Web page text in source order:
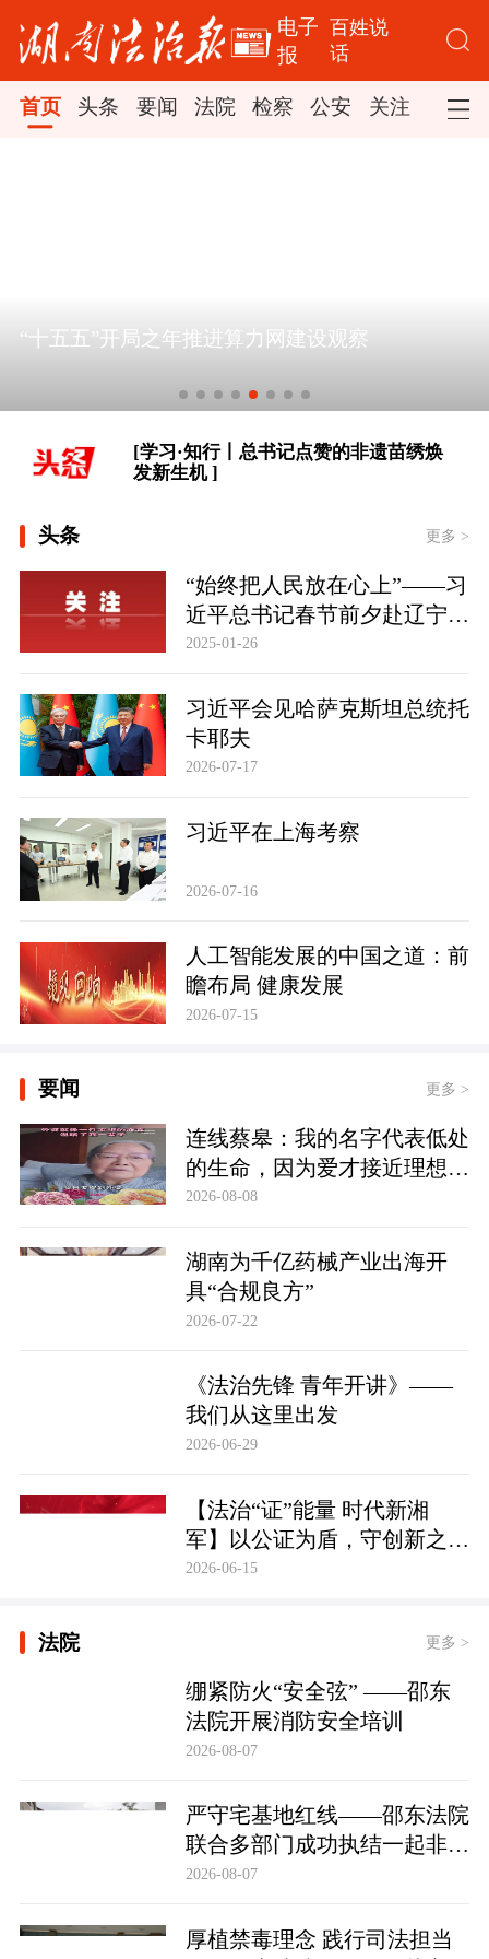
电子
报
百姓说
话
首页 头条 要闻 法院 检察 公安 关注 司法
“十五五”开局之年推进算力网建设观察
[学习时节｜“大力发展以人民为中心的
体育事业” ]
大道行天下丨以心相交，成其久远——
中国元首外交的世界情怀与大国气派
[学习·知行丨总书记点赞的非遗苗绣焕
发新生机 ]
大道行天下丨以心相交，成其久远——
中国元首外交的世界情怀与大国气派
头条 更多 >
“始终把人民放在心上”——习
近平总书记春节前夕赴辽宁看
望慰问基层干部群众纪实
2025-01-26
习近平会见哈萨克斯坦总统托
卡耶夫
2026-07-17
习近平在上海考察
2026-07-16
人工智能发展的中国之道：前
瞻布局 健康发展
2026-07-15
要闻 更多 >
连线蔡皋：我的名字代表低处
的生命，因为爱才接近理想的
高地
2026-08-08
湖南为千亿药械产业出海开
具“合规良方”
2026-07-22
《法治先锋 青年开讲》——
我们从这里出发
2026-06-29
【法治“证”能量 时代新湘
军】以公证为盾，守创新之魂
湖南青年公证人为知识产权保
2026-06-15
法院 更多 >
绷紧防火“安全弦” ——邵东
法院开展消防安全培训
2026-08-07
严守宅基地红线——邵东法院
联合多部门成功执结一起非法
占用宅基地行政处罚案
2026-08-07
厚植禁毒理念 践行司法担当